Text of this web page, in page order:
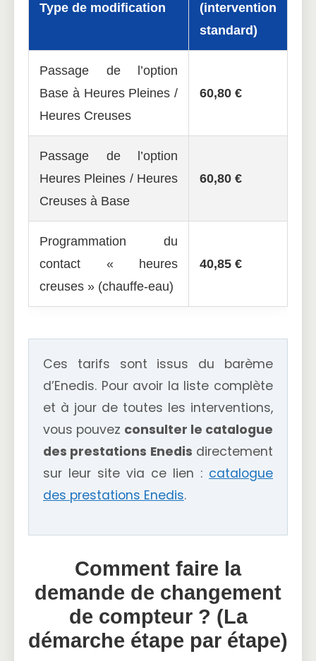
Type de modification
(intervention
standard)
Passage de l’option
Base à Heures Pleines /
Heures Creuses
60,80 €
Passage de l’option
Heures Pleines / Heures
Creuses à Base
60,80 €
Programmation du
contact « heures
creuses » (chauffe-eau)
40,85 €
Ces tarifs sont issus du barème
d’Enedis. Pour avoir la liste complète
et à jour de toutes les interventions,
vous pouvez consulter le catalogue
des prestations Enedis directement
sur leur site via ce lien : catalogue
des prestations Enedis.
Comment faire la
demande de changement
de compteur ? (La
démarche étape par étape)